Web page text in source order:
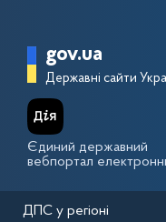
Головна
gov.ua
Державні сайти
Єдиний державний
вебпортал
ДПС у регіоні